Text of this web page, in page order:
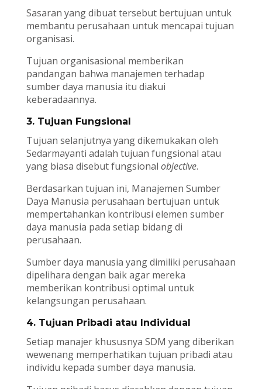
Sasaran yang dibuat tersebut bertujuan untuk
membantu perusahaan untuk mencapai tujuan
organisasi.
Tujuan organisasional memberikan
pandangan bahwa manajemen terhadap
sumber daya manusia itu diakui
keberadaannya.
3. Tujuan Fungsional
Tujuan selanjutnya yang dikemukakan oleh
Sedarmayanti adalah tujuan fungsional atau
yang biasa disebut fungsional objective.
Berdasarkan tujuan ini, Manajemen Sumber
Daya Manusia perusahaan bertujuan untuk
mempertahankan kontribusi elemen sumber
daya manusia pada setiap bidang di
perusahaan.
Sumber daya manusia yang dimiliki perusahaan
dipelihara dengan baik agar mereka
memberikan kontribusi optimal untuk
kelangsungan perusahaan.
4. Tujuan Pribadi atau Individual
Setiap manajer khususnya SDM yang diberikan
wewenang memperhatikan tujuan pribadi atau
individu kepada sumber daya manusia.